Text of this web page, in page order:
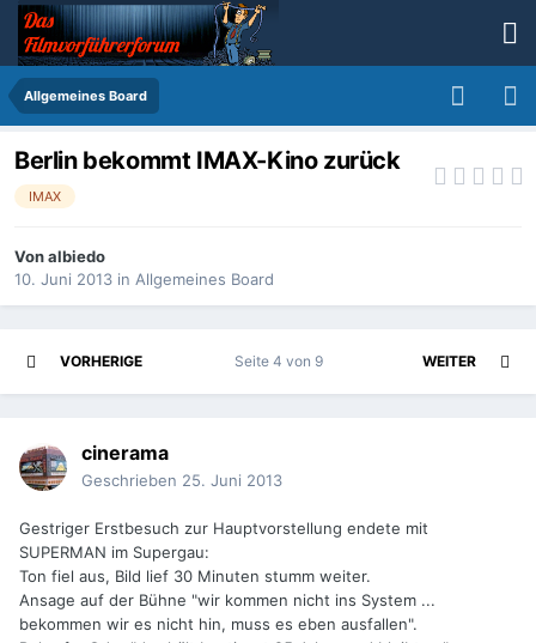
Allgemeines Board
Berlin bekommt IMAX-Kino zurück
IMAX
Vonalbiedo
10. Juni 2013 in Allgemeines Board
VORHERIGE WEITER
Seite 4 von 9
cinerama
Geschrieben 25. Juni 2013
Gestriger Erstbesuch zur Hauptvorstellung endete mit
SUPERMAN im Supergau:
Ton fiel aus, Bild lief 30 Minuten stumm weiter.
Ansage auf der Bühne "wir kommen nicht ins System ...
bekommen wir es nicht hin, muss es eben ausfallen".